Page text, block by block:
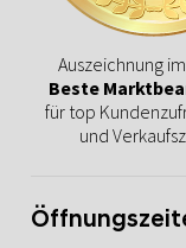
Auszeichnung
Beste
für top
und